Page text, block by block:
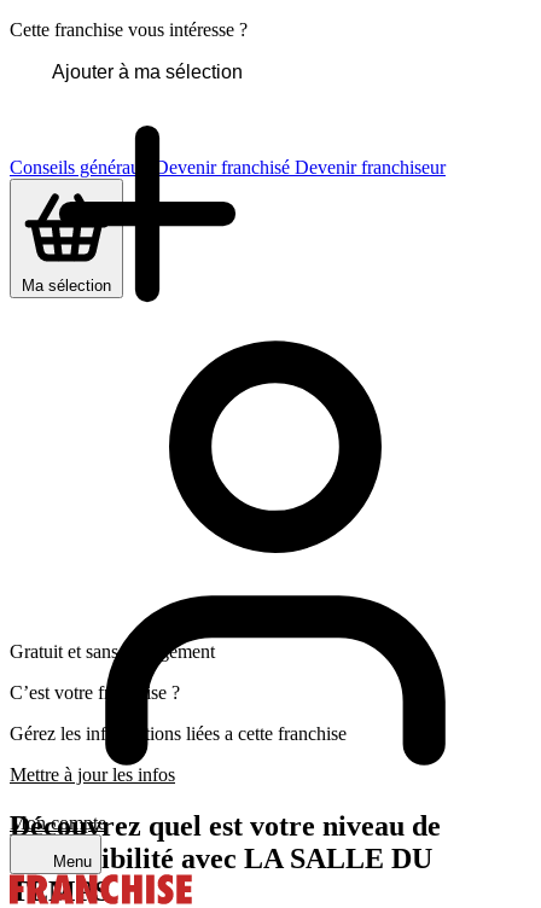
Conseils généraux Devenir franchisé Devenir franchiseur
Ma sélection
Mon compte
Menu
Cette franchise vous intéresse ?
Ajouter à ma sélection
Gratuit et sans engagement
C’est votre franchise ?
Gérez les informations liées a cette franchise
Mettre à jour les infos
Découvrez quel est votre niveau de
compatibilité avec LA SALLE DU
TEMPS